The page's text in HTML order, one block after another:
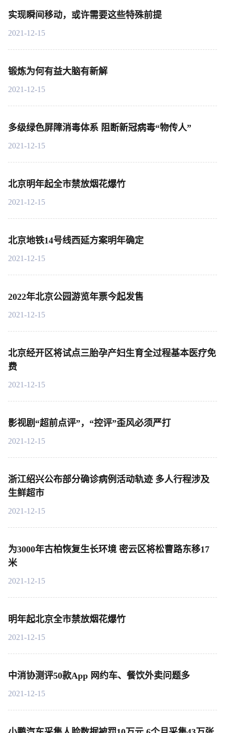
实现瞬间移动，或许需要这些特殊前提
2021-12-15
锻炼为何有益大脑有新解
2021-12-15
多级绿色屏障消毒体系 阻断新冠病毒“物传人”
2021-12-15
北京明年起全市禁放烟花爆竹
2021-12-15
北京地铁14号线西延方案明年确定
2021-12-15
2022年北京公园游览年票今起发售
2021-12-15
北京经开区将试点三胎孕产妇生育全过程基本医疗免
费
2021-12-15
影视剧“超前点评”，“控评”歪风必须严打
2021-12-15
浙江绍兴公布部分确诊病例活动轨迹 多人行程涉及
生鲜超市
2021-12-15
为3000年古柏恢复生长环境 密云区将松曹路东移17
米
2021-12-15
明年起北京全市禁放烟花爆竹
2021-12-15
中消协测评50款App 网约车、餐饮外卖问题多
2021-12-15